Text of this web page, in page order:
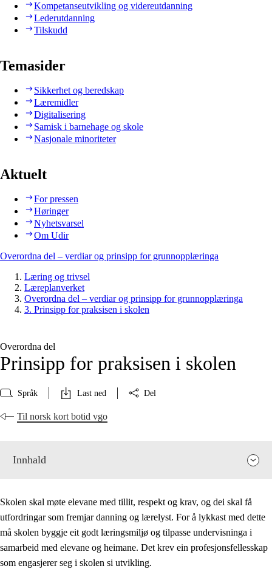
Kompetanseutvikling og videreutdanning
Lederutdanning
Tilskudd
Temasider
Sikkerhet og beredskap
Læremidler
Digitalisering
Samisk i barnehage og skole
Nasjonale minoriteter
Aktuelt
For pressen
Høringer
Nyhetsvarsel
Om Udir
Overordna del – verdiar og prinsipp for grunnopplæringa
Læring og trivsel
Læreplanverket
Overordna del – verdiar og prinsipp for grunnopplæringa
3. Prinsipp for praksisen i skolen
Overordna del
Prinsipp for praksisen i skolen
Språk Last ned Del
Til norsk kort botid vgo
Innhald
Skolen skal møte elevane med tillit, respekt og krav, og dei skal få
utfordringar som fremjar danning og lærelyst. For å lykkast med dette
må skolen byggje eit godt læringsmiljø og tilpasse undervisninga i
samarbeid med elevane og heimane. Det krev ein profesjonsfellesskap
som engasjerer seg i skolen si utvikling.